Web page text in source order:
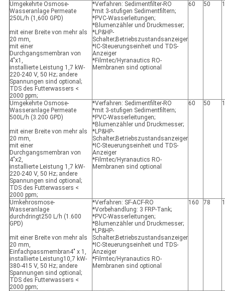
Umgekehrte Osmose-
Wasseranlage Permeate
250L/h (1,600 GPD)
mit einer Breite von mehr als
20 mm,
mit einer
Durchgangsmembran von
4"x1,
installierte Leistung 1,7 kW-
220-240 V, 50 Hz; andere
Spannungen sind optional;
TDS des Futterwassers <
2000 ppm;
*Verfahren: Sedimentfilter-RO
*mit 3-stufigen Sedimentfiltern;
*PVC-Wasserleitungen;
*Blumenzähler und Druckmesser;
*LP&HP-
Schalter;Betriebszustandsanzeiger
*IC-Steuerungseinheit und TDS-
Anzeiger
*Filmtec/Hyranautics RO-
Membranen sind optional
60 50
Umgekehrte Osmose-
Wasseranlage Permeate
500L/h (3.200 GPD)
mit einer Breite von mehr als
20 mm,
mit einer
Durchgangsmembran von
4"x2,
installierte Leistung 1,7 kW-
220-240 V, 50 Hz; andere
Spannungen sind optional;
TDS des Futterwassers <
2000 ppm;
*Verfahren: Sedimentfilter-RO
*mit 3-stufigen Sedimentfiltern;
*PVC-Wasserleitungen;
*Blumenzähler und Druckmesser;
*LP&HP-
Schalter;Betriebszustandsanzeiger
*IC-Steuerungseinheit und TDS-
Anzeiger
*Filmtec/Hyranautics RO-
Membranen sind optional
60 50
Umkehrosmose-
Wasseranlage
durchdringt250 L/h (1.600
GPD)
mit einer Breite von mehr als
20 mm,
Einfachpassmembran4" x 1 ,
installierte Leistung10,7 kW-
380-415 V, 50 Hz; andere
Spannungen sind optional;
TDS des Futterwassers <
2000 ppm;
*Verfahren: SF-ACF-RO
*Vorbehandlung: 3 FRP-Tank;
*PVC-Wasserleitungen;
*Blumenzähler und Druckmesser;
*LP&HP-
Schalter;Betriebszustandsanzeiger
*IC-Steuerungseinheit und TDS-
Anzeiger
*Filmtec/Hyranautics RO-
Membranen sind optional
160 78